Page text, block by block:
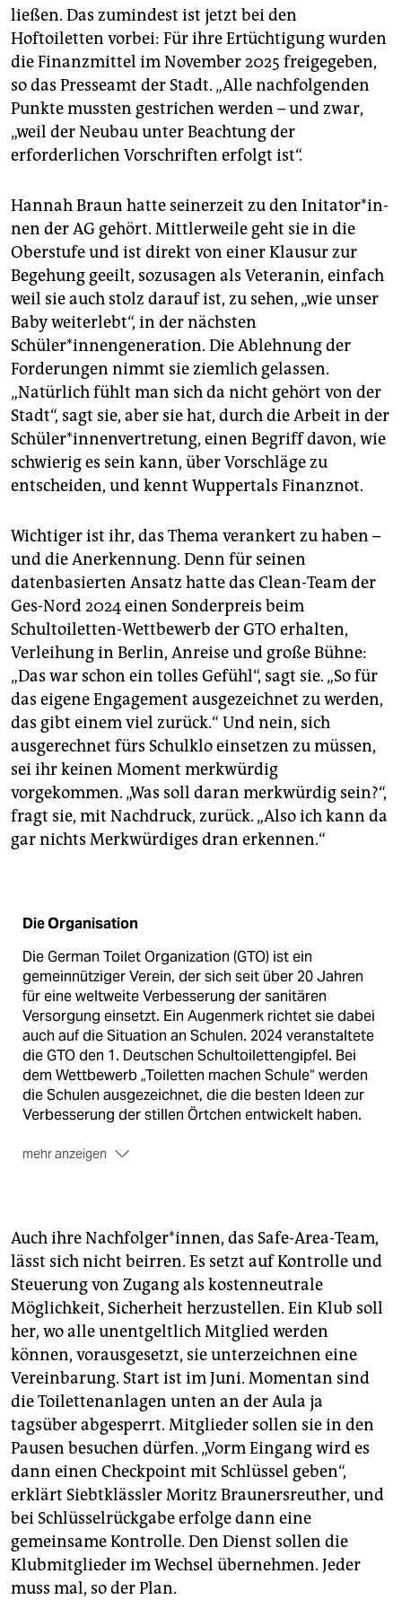
ließen. Das zumindest ist jetzt bei den
Hoftoiletten vorbei: Für ihre Ertüchtigung wurden
die Finanzmittel im November 2025 freigegeben,
so das Presseamt der Stadt. „Alle nachfolgenden
Punkte mussten gestrichen werden – und zwar,
„weil der Neubau unter Beachtung der
erforderlichen Vorschriften erfolgt ist“.
Hannah Braun hatte seinerzeit zu den In­i­ta­to­r*in­
nen der AG gehört. Mittlerweile geht sie in die
Oberstufe und ist direkt von einer Klausur zur
Begehung geeilt, sozusagen als Veteranin, einfach
weil sie auch stolz darauf ist, zu sehen, „wie unser
Baby weiterlebt“, in der nächsten
Schüler*innengeneration. Die Ablehnung der
Forderungen nimmt sie ziemlich gelassen.
„Natürlich fühlt man sich da nicht gehört von der
Stadt“, sagt sie, aber sie hat, durch die Arbeit in der
Schüler*innenvertretung, einen Begriff davon, wie
schwierig es sein kann, über Vorschläge zu
entscheiden, und kennt Wuppertals Finanznot.
Wichtiger ist ihr, das Thema verankert zu haben –
und die Anerkennung. Denn für seinen
datenbasierten Ansatz hatte das Clean-Team der
Ges-Nord 2024 einen Sonderpreis beim
Schultoiletten-Wettbewerb der GTO erhalten,
Verleihung in Berlin, Anreise und große Bühne:
„Das war schon ein tolles Gefühl“, sagt sie. „So für
das eigene Engagement ausgezeichnet zu werden,
das gibt einem viel zurück.“ Und nein, sich
ausgerechnet fürs Schulklo einsetzen zu müssen,
sei ihr keinen Moment merkwürdig
vorgekommen. „Was soll daran merkwürdig sein?“,
fragt sie, mit Nachdruck, zurück. „Also ich kann da
gar nichts Merkwürdiges dran erkennen.“
Die Organisation
Die German Toilet Organization (GTO) ist ein
gemeinnütziger Verein, der sich seit über 20 Jahren
für eine weltweite Verbesserung der sanitären
Versorgung einsetzt. Ein Augenmerk richtet sie dabei
auch auf die Situation an Schulen. 2024 veranstaltete
die GTO den 1. Deutschen Schultoilettengipfel. Bei
dem Wettbewerb „Toiletten machen Schule“ werden
die Schulen ausgezeichnet, die die besten Ideen zur
Verbesserung der stillen Örtchen entwickelt haben.
mehr anzeigen
Informationsportal der GTO, das am 20. Mai
gelauncht wurde. Schüler*innen, Eltern und
Schulgremien erhalten mit dem Portal einen
Leitfaden, wie sie sich um die sanitäre Versorgung
ihrer Schulen kümmern können: Die Bildung von
Gruppen für AGs, Checklisten der Istzustände und
Praxisbeispiele werden dort strukturiert
aufgearbeitet.
Der Ansatz
Ein besonderes Anliegen der GTO ist die Partizipation
der Jugend­lichen an den Schulen. Schü­le­r*in­nen
fühlten sich von der Politik nicht ernst genommen,
sagt Jakob Zierep, Mitglied der Bundes­
schüler*innenkonferenz. „Saubere Toiletten müssen
an allen Schulen sichergestellt werden, das ist ein
Menschenrecht.“ Die Bun­des­schü­le­r*in­nen­kon­fe­renz
fordert darum die kostenlose Ausstattung mit
Auch ihre Nachfolger*innen, das Safe-Area-Team,
lässt sich nicht beirren. Es setzt auf Kontrolle und
Steuerung von Zugang als kostenneutrale
Möglichkeit, Sicherheit herzustellen. Ein Klub soll
her, wo alle unentgeltlich Mitglied werden
können, vorausgesetzt, sie unterzeichnen eine
Vereinbarung. Start ist im Juni. Momentan sind
die Toilettenanlagen unten an der Aula ja
tagsüber abgesperrt. Mitglieder sollen sie in den
Pausen besuchen dürfen. „Vorm Eingang wird es
dann einen Checkpoint mit Schlüssel geben“,
erklärt Siebtklässler Moritz Braunersreuther, und
bei Schlüsselrückgabe erfolge dann eine
gemeinsame Kontrolle. Den Dienst sollen die
Klubmitglieder im Wechsel übernehmen. Jeder
muss mal, so der Plan.